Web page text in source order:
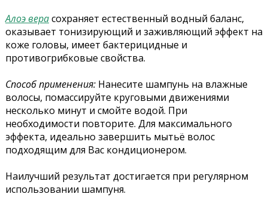
Алоэ верасохраняет естественный водный баланс,
оказывает тонизирующий и заживляющий эффект на
коже головы, имеет бактерицидные и
противогрибковые свойства.
Способ применения: Нанесите шампунь на влажные
волосы, помассируйте круговыми движениями
несколько минут и смойте водой. При
необходимости повторите. Для максимального
эффекта, идеально завершить мытьё волос
подходящим для Вас кондиционером.
Наилучший результат достигается при регулярном
использовании шампуня.